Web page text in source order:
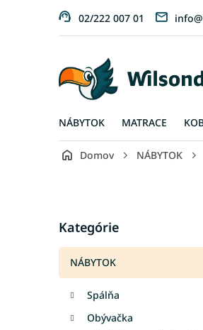
02/222 007 01
NÁBYTOK MATRACE
Domov NÁBYTOK
n
ý
p
kategórie
Kategórie
NÁBYTOK
Spálňa
Obývačka